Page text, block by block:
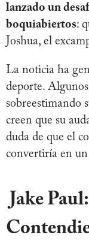
lanzado un
boquiabiertos:
Joshua, el
La noticia ha
deporte.
sobreestimando
creen que su
duda de que el
convertiría en
Jake